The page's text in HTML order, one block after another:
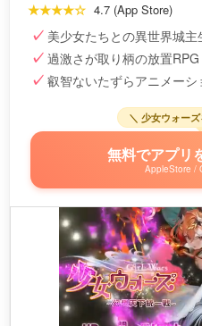
★★★★☆ 4.7 (App Store)
美少女たちとの異世界城主
過激さが取り柄の放置RPG
叡智ないたずらアニメーシ
＼ 少女ウォー
無料でアプリ
AppleStore /